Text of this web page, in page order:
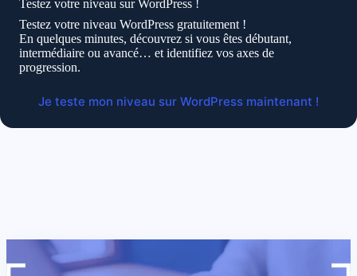
Testez votre niveau sur WordPress !
Testez votre niveau WordPress gratuitement !
En quelques minutes, découvrez si vous êtes débutant,
intermédiaire ou avancé… et identifiez vos axes de
progression.
Je teste mon niveau sur WordPress maintenant !